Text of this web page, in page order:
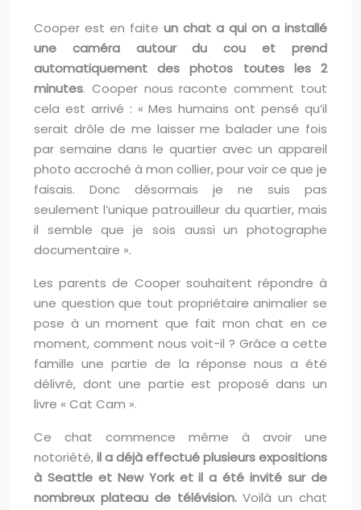
Cooper est en faite un chat a qui on a installé
une caméra autour du cou et prend
automatiquement des photos toutes les 2
minutes. Cooper nous raconte comment tout
cela est arrivé : « Mes humains ont pensé qu’il
serait drôle de me laisser me balader une fois
par semaine dans le quartier avec un appareil
photo accroché à mon collier, pour voir ce que je
faisais. Donc désormais je ne suis pas
seulement l’unique patrouilleur du quartier, mais
il semble que je sois aussi un photographe
documentaire ».
Les parents de Cooper souhaitent répondre à
une question que tout propriétaire animalier se
pose à un moment que fait mon chat en ce
moment, comment nous voit-il ? Grâce a cette
famille une partie de la réponse nous a été
délivré, dont une partie est proposé dans un
livre « Cat Cam ».
Ce chat commence même à avoir une
notoriété,il a déjà effectué plusieurs expositions
à Seattle et New York et il a été invité sur de
nombreux plateau de télévision.Voilà un chat